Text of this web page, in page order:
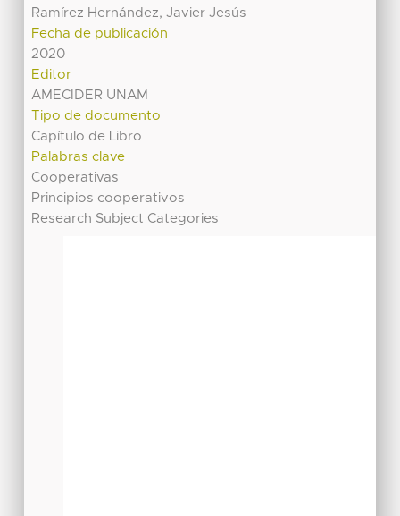
Ramírez Hernández, Javier Jesús
Fecha de publicación
2020
Editor
AMECIDER UNAM
Tipo de documento
Capítulo de Libro
Palabras clave
Cooperativas
Principios cooperativos
Research Subject Categories